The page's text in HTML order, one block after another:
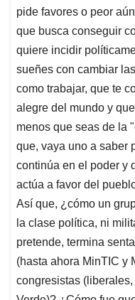
pide favores o peor
que busca conseguir
quiere incidir
sueñes con cambiar
como trabajar, que te
alegre del mundo y
menos que seas de la
que, vaya uno a saber
continúa en el poder y
actúa a favor del
Así que, ¿cómo un
la clase política, ni
pretende, termina
(hasta ahora MinTIC y
congresistas